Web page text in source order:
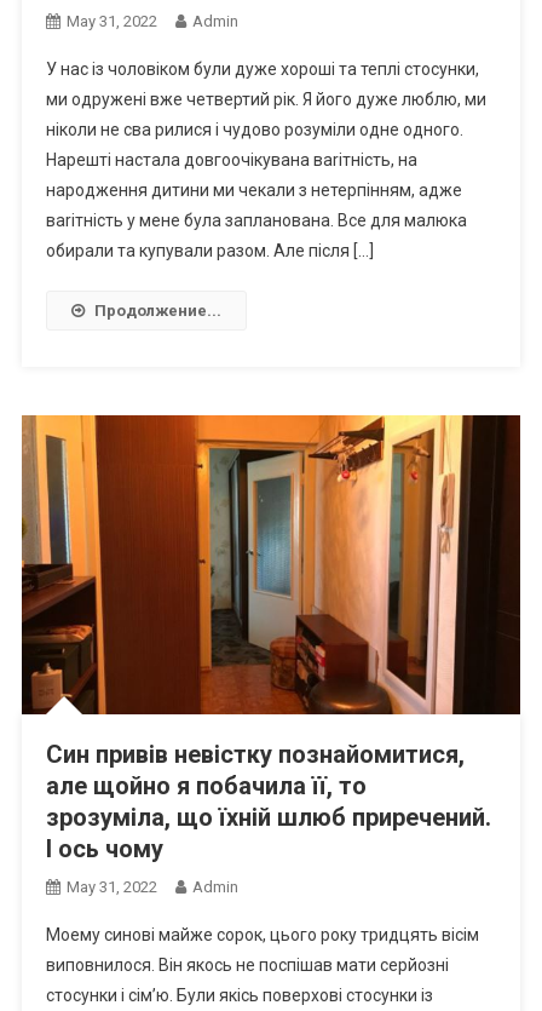
May 31, 2022 Admin
У нас із чоловіком були дуже хороші та теплі стосунки,
ми одружені вже четвертий рік. Я його дуже люблю, ми
ніколи не сва рилися і чудово розуміли одне одного.
Нарешті настала довгоочікувана ваrітність, на
народження дитини ми чекали з нетерпінням, адже
ваrітність у мене була запланована. Все для малюка
обирали та купували разом. Але після […]
Продолжение...
Син привів невістку познайомитися,
але щойно я побачила її, то
зрозуміла, що їхній шлюб приречений.
І ось чому
May 31, 2022 Admin
Моему синові майже сорок, цього року тридцять вісім
виповнилося. Він якось не поспішав мати серйозні
стосунки і сім’ю. Були якісь поверхові стосунки із